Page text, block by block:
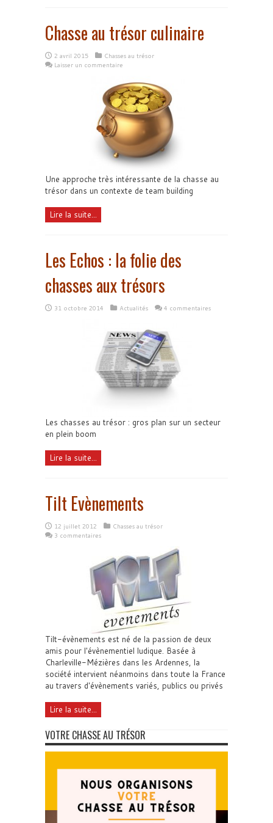
Chasse au trésor culinaire
2 avril 2015
Chasses au trésor
Laisser un commentaire
Une approche très intéressante de la chasse au
trésor dans un contexte de team building
Lire la suite...
Les Echos : la folie des
chasses aux trésors
31 octobre 2014 Actualités 4 commentaires
Les chasses au trésor : gros plan sur un secteur
en plein boom
Lire la suite...
Tilt Evènements
12 juillet 2012
Chasses au trésor
3 commentaires
Tilt-évènements est né de la passion de deux
amis pour l'évènementiel ludique. Basée à
Charleville-Mézières dans les Ardennes, la
société intervient néanmoins dans toute la France
au travers d'évènements variés, publics ou privés
Lire la suite...
VOTRE CHASSE AU TRÉSOR